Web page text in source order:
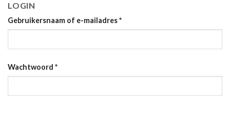
LOGIN
Gebruikersnaam of e-mailadres*
Wachtwoord *